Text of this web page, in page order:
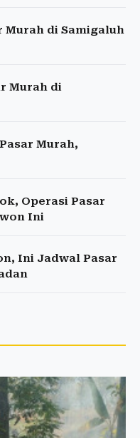
Murah di Samigaluh
Murah di
Murah,
Operasi Pasar
Ini
Ini Jadwal Pasar